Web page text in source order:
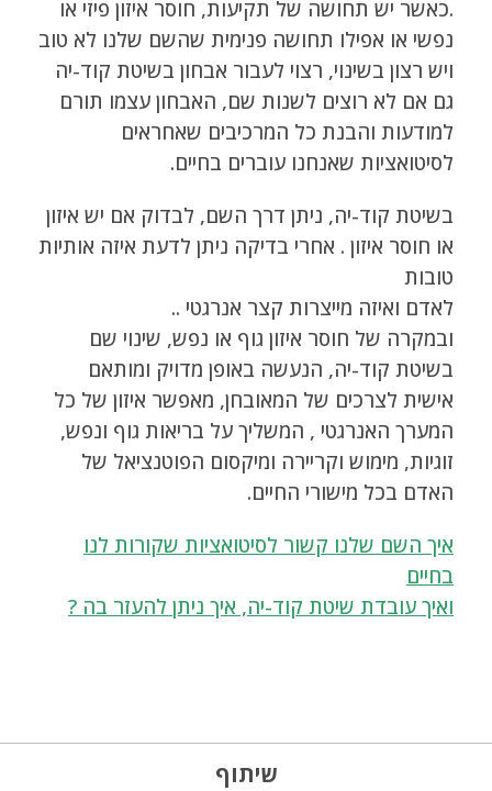
.כאשר יש תחושה של תקיעות, חוסר איזון פיזי או
נפשי או אפילו תחושה פנימית שהשם שלנו לא טוב
ויש רצון בשינוי, רצוי לעבור אבחון בשיטת קוד-יה
גם אם לא רוצים לשנות שם, האבחון עצמו תורם
למודעות והבנת כל המרכיבים שאחראים
לסיטואציות שאנחנו עוברים בחיים.
בשיטת קוד-יה, ניתן דרך השם, לבדוק אם יש איזון
או חוסר איזון . אחרי בדיקה ניתן לדעת איזה אותיות
טובות
לאדם ואיזה מייצרות קצר אנרגטי ..
ובמקרה של חוסר איזון גוף או נפש, שינוי שם
בשיטת קוד-יה, הנעשה באופן מדויק ומותאם
אישית לצרכים של המאובחן, מאפשר איזון של כל
המערך האנרגטי , המשליך על בריאות גוף ונפש,
זוגיות, מימוש וקריירה ומיקסום הפוטנציאל של
האדם בכל מישורי החיים.
איך השם שלנו קשור לסיטואציות שקורות לנו
בחיים
ואיך עובדת שיטת קוד-יה, איך ניתן להעזר בה ?
שיתוף